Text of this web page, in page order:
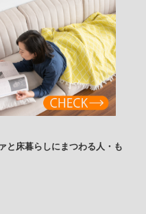
と床暮らしにまつわる人・も